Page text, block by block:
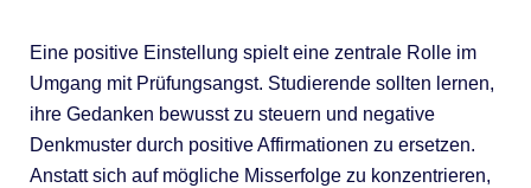
Eine positive Einstellung spielt eine zentrale Rolle im
Umgang mit Prüfungsangst. Studierende sollten lernen,
ihre Gedanken bewusst zu steuern und negative
Denkmuster durch positive Affirmationen zu ersetzen.
Anstatt sich auf mögliche Misserfolge zu konzentrieren,